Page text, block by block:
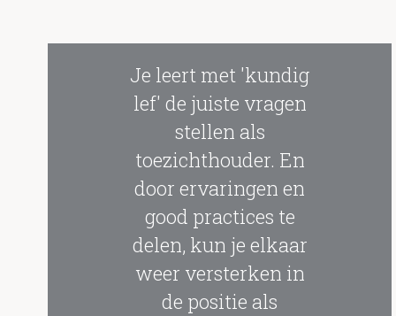
Je leert met 'kundig
lef' de juiste vragen
stellen als
toezichthouder. En
door ervaringen en
good practices te
delen, kun je elkaar
weer versterken in
de positie als